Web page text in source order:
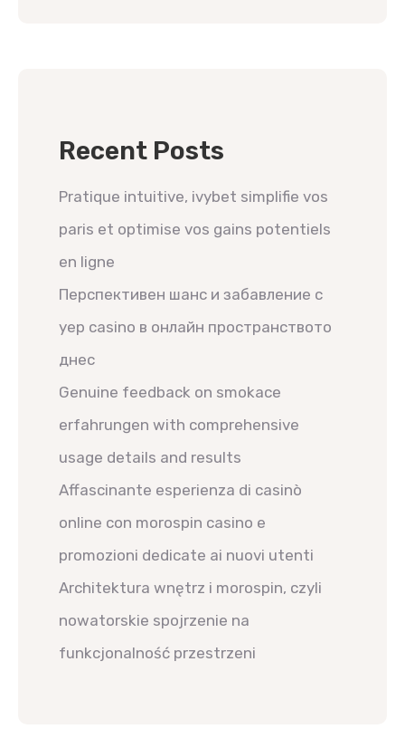
Recent Posts
Pratique intuitive, ivybet simplifie vos
paris et optimise vos gains potentiels
en ligne
Перспективен шанс и забавление с
yep casino в онлайн пространството
днес
Genuine feedback on smokace
erfahrungen with comprehensive
usage details and results
Affascinante esperienza di casinò
online con morospin casino e
promozioni dedicate ai nuovi utenti
Architektura wnętrz i morospin, czyli
nowatorskie spojrzenie na
funkcjonalność przestrzeni